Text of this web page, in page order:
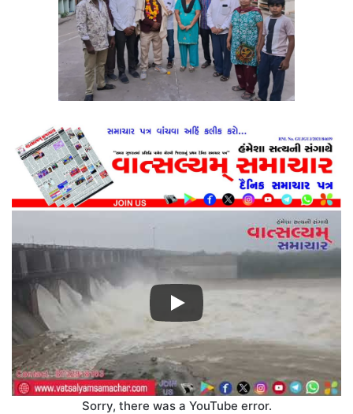
Sorry, there was a YouTube error.